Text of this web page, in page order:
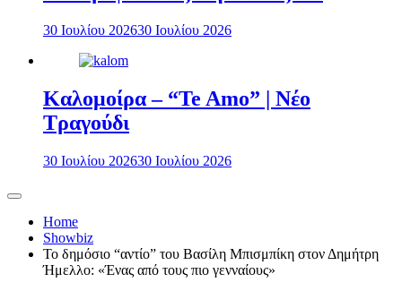
30 Ιουλίου 202630 Ιουλίου 2026
Καλομοίρα – “Te Amo” | Νέο
Τραγούδι
30 Ιουλίου 202630 Ιουλίου 2026
Home
Showbiz
Το δημόσιο “αντίο” του Βασίλη Μπισμπίκη στον Δημήτρη
Ήμελλο: «Ένας από τους πιο γενναίους»